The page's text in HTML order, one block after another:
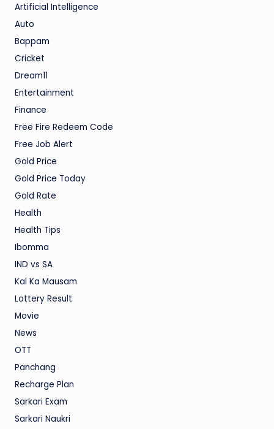
Artificial Intelligence
Auto
Bappam
Cricket
Dream11
Entertainment
Finance
Free Fire Redeem Code
Free Job Alert
Gold Price
Gold Price Today
Gold Rate
Health
Health Tips
Ibomma
IND vs SA
Kal Ka Mausam
Lottery Result
Movie
News
OTT
Panchang
Recharge Plan
Sarkari Exam
Sarkari Naukri